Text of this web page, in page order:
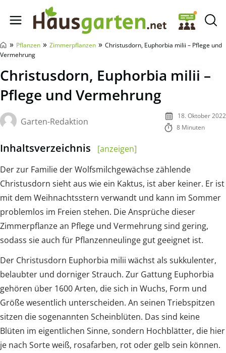
Hausgarten.net
» Pflanzen » Zimmerpflanzen » Christusdorn, Euphorbia milii – Pflege und
Vermehrung
Christusdorn, Euphorbia milii –
Pflege und Vermehrung
Garten-Redaktion
18. Oktober 2022
8 Minuten
Inhaltsverzeichnis
[anzeigen]
Der zur Familie der Wolfsmilchgewächse zählende
Christusdorn sieht aus wie ein Kaktus, ist aber keiner. Er ist
mit dem Weihnachtsstern verwandt und kann im Sommer
problemlos im Freien stehen. Die Ansprüche dieser
Zimmerpflanze an Pflege und Vermehrung sind gering,
sodass sie auch für Pflanzenneulinge gut geeignet ist.
Der Christusdorn Euphorbia milii wächst als sukkulenter,
belaubter und dorniger Strauch. Zur Gattung Euphorbia
gehören über 1600 Arten, die sich in Wuchs, Form und
Größe wesentlich unterscheiden. An seinen Triebspitzen
sitzen die sogenannten Scheinblüten. Das sind keine
Blüten im eigentlichen Sinne, sondern Hochblätter, die hier
je nach Sorte weiß, rosafarben, rot oder gelb sein können.